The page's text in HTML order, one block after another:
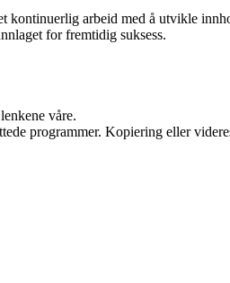
arbeid med å utvikle
for fremtidig suksess.
våre.
programmer. Kopiering eller